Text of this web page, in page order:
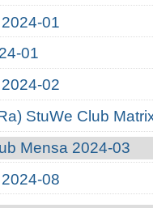
01
01
02
StuWe Club
Mensa 2024-03
08